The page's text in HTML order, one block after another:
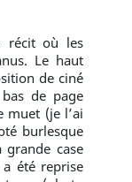
récit où les
Le haut
de ciné
de page
muet (je l’ai
burlesque
case
été reprise